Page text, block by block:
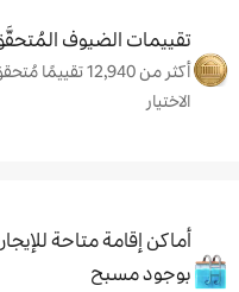
تقييمات الضيوف
أكثر من 12,940
الاختيار
أماكن إقامة متاحة
بوجود مسبح